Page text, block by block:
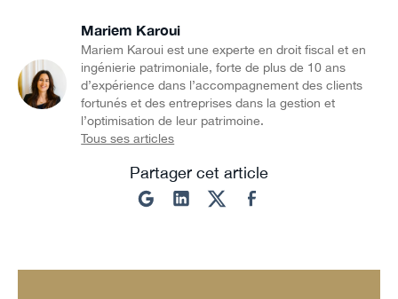
Mariem Karoui
Mariem Karoui est une experte en droit fiscal et en
ingénierie patrimoniale, forte de plus de 10 ans
d’expérience dans l’accompagnement des clients
fortunés et des entreprises dans la gestion et
l’optimisation de leur patrimoine.
Tous ses articles
Partager cet article